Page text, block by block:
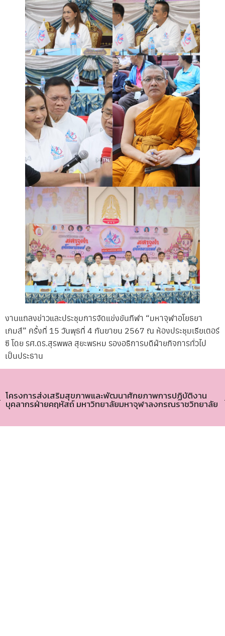
งานแถลงข่าวและประชุมการจัดแข่งขันกีฬา “มหาจุฬาอโยธยา
เกมส์” ครั้งที่ 15 วันพุธที่ 4 กันยายน 2567 ณ ห้องประชุมเธียเตอร์
ซี โดย รศ.ดร.สุรพพล สุยะพรหม รองอธิการบดีฝ่ายกิจการทั่วไป
เป็นประธาน
โครงการส่งเสริมสุขภาพและพัฒนาศักยภาพการปฏิบัติงาน
บุคลากรฝ่ายคฤหัสถ์ มหาวิทยาลัยมหาจุฬาลงกรณราชวิทยาลัย